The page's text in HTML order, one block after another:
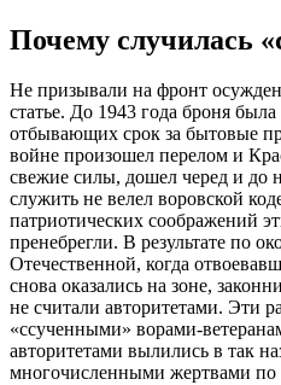
Почему случилась
Не призывали на фронт
статье. До 1943 года броня
отбывающих срок за бытовые
войне произошел перелом и
свежие силы, дошел черед и до
служить не велел воровской
патриотических соображений
пренебрегли. В результате по
Отечественной, когда
снова оказались на зоне,
не считали авторитетами. Эти
«ссученными» ворами-
авторитетами вылились в так
многочисленными жертвами по